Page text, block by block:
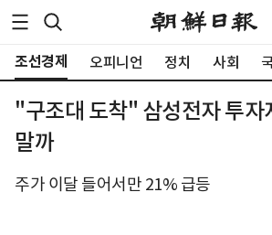
조선경제 오피니언 정치 사회
"구조대 도착" 삼성전자 투자
말까
주가 이달 들어서만 21% 급등